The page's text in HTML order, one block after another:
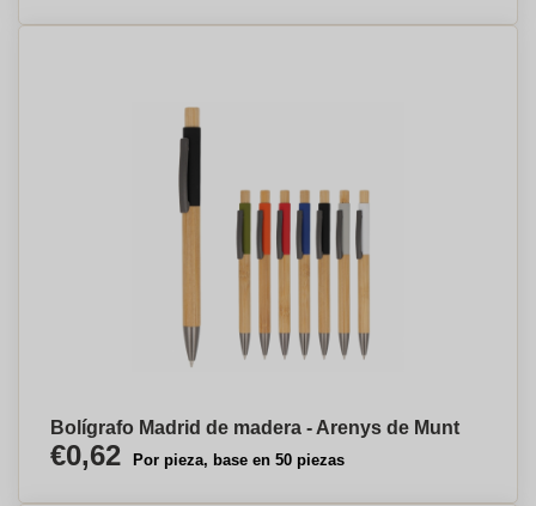
Bolígrafo Madrid de madera - Arenys de Munt
€0,62 Por pieza, base en 50 piezas